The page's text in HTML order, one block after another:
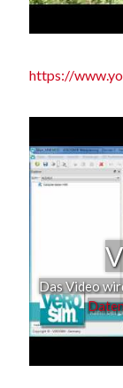
https://
Das Video